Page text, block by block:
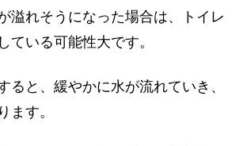
溢れそうになった場合は、トイレ
ている可能性大です。
ると、緩やかに水が流れていき、
ます。